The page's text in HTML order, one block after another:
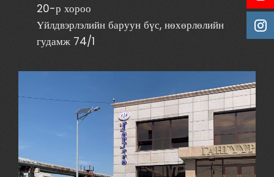
20-р хороо
Үйлдвэрлэлийн баруун бүс, нөхөрлөлийн
гудамж 74/1